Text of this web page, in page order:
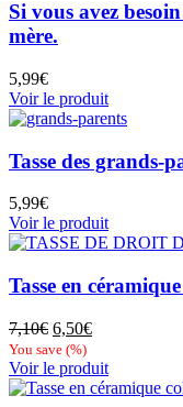
Si vous avez
mère.
5,99€
Voir le produit
Tasse des grands-
5,99€
Voir le produit
Tasse en
7,10€ Le
prix
initial
était :
6,50€Le
actuel
est :
You save (%)
Voir le produit